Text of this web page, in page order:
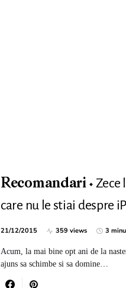
Recomandari
Zece
care nu le stiai despre
21/12/2015 359 views 3
Acum, la mai bine opt ani de la
ajuns sa schimbe si sa domine…